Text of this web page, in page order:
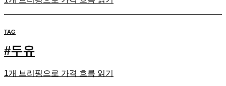
TAG
#두유
1개 브리핑으로 가격 흐름 읽기